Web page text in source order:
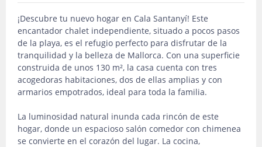
¡Descubre tu nuevo hogar en Cala Santanyí! Este
encantador chalet independiente, situado a pocos pasos
de la playa, es el refugio perfecto para disfrutar de la
tranquilidad y la belleza de Mallorca. Con una superficie
construida de unos 130 m², la casa cuenta con tres
acogedoras habitaciones, dos de ellas amplias y con
armarios empotrados, ideal para toda la familia.
La luminosidad natural inunda cada rincón de este
hogar, donde un espacioso salón comedor con chimenea
se convierte en el corazón del lugar. La cocina,